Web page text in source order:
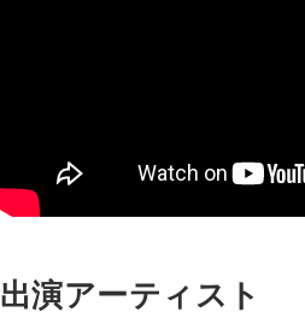
出演アーティスト